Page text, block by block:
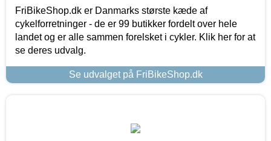
FriBikeShop.dk er Danmarks største kæde af
cykelforretninger - de er 99 butikker fordelt over hele
landet og er alle sammen forelsket i cykler. Klik her for at
se deres udvalg.
Se udvalget på FriBikeShop.dk